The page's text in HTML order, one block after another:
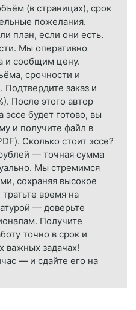
(в страницах), срок
пожелания.
план, если они есть.
Мы оперативно
и сообщим цену.
срочности и
заказ и
После этого автор
эссе будет готово, вы
и получите файл в
Сколько стоит эссе?
— точная сумма
Мы стремимся
сохраняя высокое
время на
— доверьте
Получите
точно в срок и
важных задачах!
— и сдайте его на